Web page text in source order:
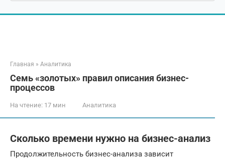
Главная » Аналитика
Семь «золотых» правил описания бизнес-
процессов
На чтение: 17 мин Аналитика
Сколько времени нужно на бизнес-анализ
Продолжительность бизнес-анализа зависит